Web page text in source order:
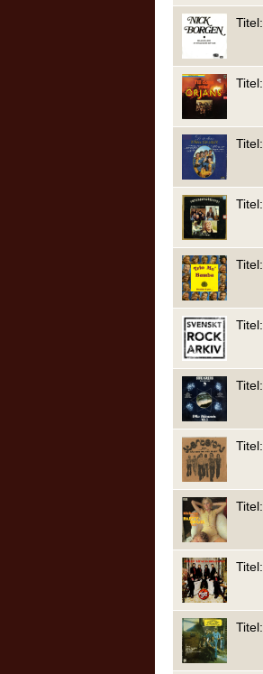
Titel:
Titel:
Titel:
Titel:
Titel:
Titel:
Titel:
Titel:
Titel:
Titel:
Titel: